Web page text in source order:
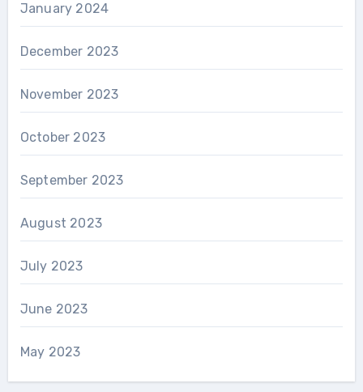
January 2024
December 2023
November 2023
October 2023
September 2023
August 2023
July 2023
June 2023
May 2023